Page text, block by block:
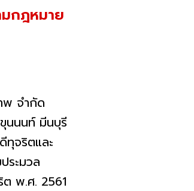
กฎหมาย
พ จำกัด
นนนท์ มีนบุรี
ทุจริตและ
ระมวล
ต พ.ศ. 2561